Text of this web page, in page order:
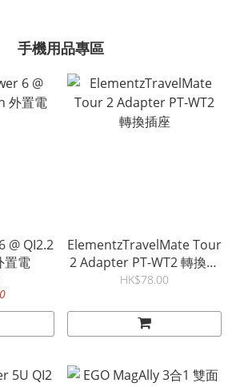
手機用品專區
@ QI2.2
置電
ElementzTravelMate Tour
2 Adapter PT-WT2 轉換插
座
HK$78.00